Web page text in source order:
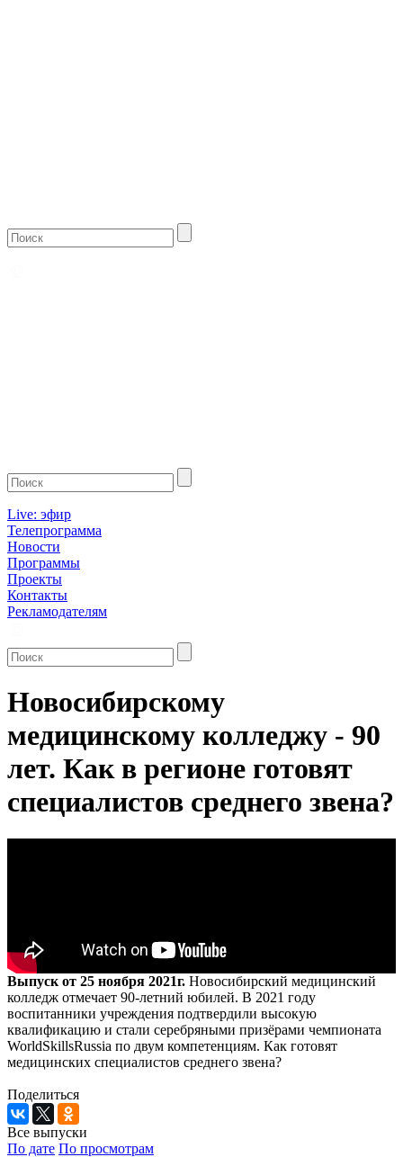
Live: эфир
Телепрограмма
Новости
Программы
Проекты
Контакты
Рекламодателям
Новосибирскому
медицинскому колледжу - 90
лет. Как в регионе готовят
специалистов среднего звена?
Выпуск от 25 ноября 2021г. Новосибирский медицинский
колледж отмечает 90-летний юбилей. В 2021 году
воспитанники учреждения подтвердили высокую
квалификацию и стали серебряными призёрами чемпионата
WorldSkillsRussia по двум компетенциям. Как готовят
медицинских специалистов среднего звена?
Поделиться
Все выпуски
По дате По просмотрам